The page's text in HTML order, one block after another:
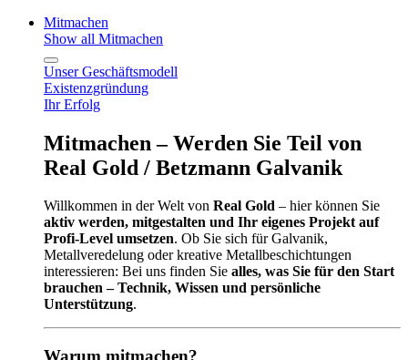
Mitmachen
Show all Mitmachen
Unser Geschäftsmodell
Existenzgründung
Ihr Erfolg
Mitmachen – Werden Sie Teil von
Real Gold / Betzmann Galvanik
Willkommen in der Welt von Real Gold – hier können Sie
aktiv werden, mitgestalten und Ihr eigenes Projekt auf
Profi-Level umsetzen. Ob Sie sich für Galvanik,
Metallveredelung oder kreative Metallbeschichtungen
interessieren: Bei uns finden Sie alles, was Sie für den Start
brauchen – Technik, Wissen und persönliche
Unterstützung.
Warum mitmachen?